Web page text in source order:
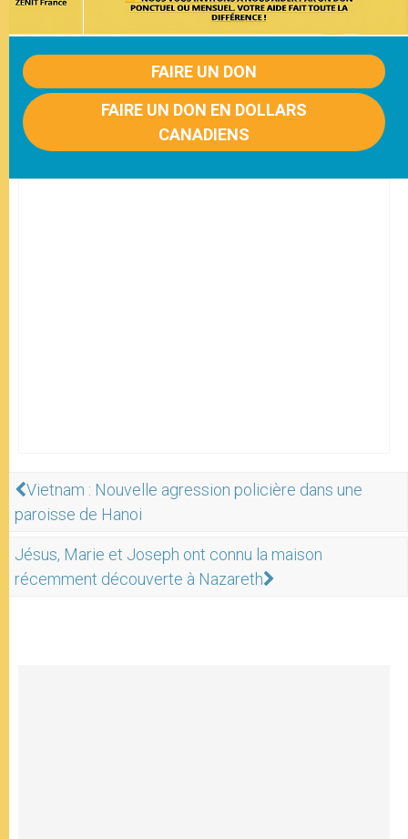
FAIRE UN DON
FAIRE UN DON EN DOLLARS
CANADIENS
Vietnam : Nouvelle agression policière dans une
paroisse de Hanoi
Jésus, Marie et Joseph ont connu la maison
récemment découverte à Nazareth